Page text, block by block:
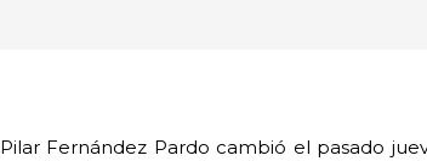
Pilar Fernández Pardo cambió el pasado